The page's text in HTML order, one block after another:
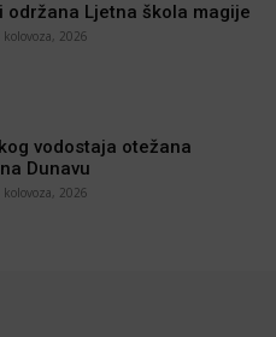
održana Ljetna škola magije
kolovoza, 2026
vodostaja otežana
Dunavu
kolovoza, 2026